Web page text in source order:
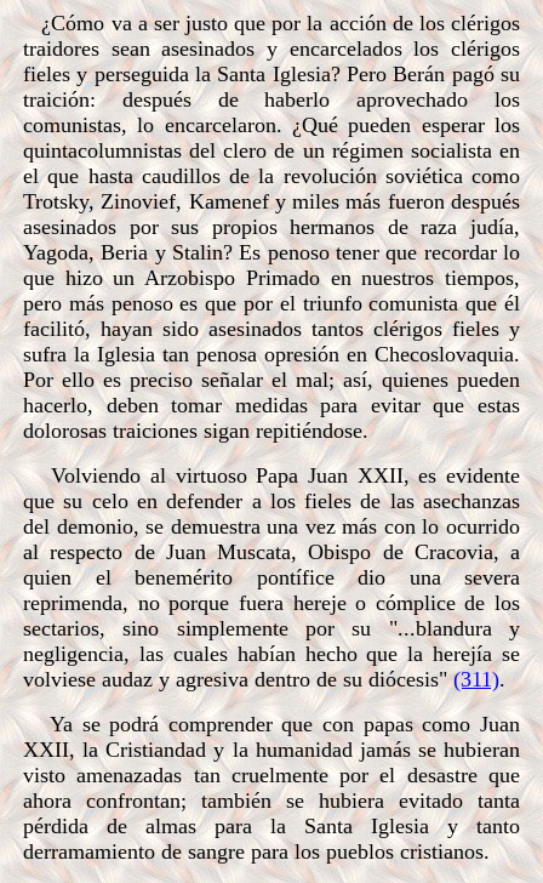
¿Cómo va a ser justo que por la acción de los clérigos
traidores sean asesinados y encarcelados los clérigos
fieles y perseguida la Santa Iglesia? Pero Berán pagó su
traición: después de haberlo aprovechado los
comunistas, lo encarcelaron. ¿Qué pueden esperar los
quintacolumnistas del clero de un régimen socialista en
el que hasta caudillos de la revolución soviética como
Trotsky, Zinovief, Kamenef y miles más fueron después
asesinados por sus propios hermanos de raza judía,
Yagoda, Beria y Stalin? Es penoso tener que recordar lo
que hizo un Arzobispo Primado en nuestros tiempos,
pero más penoso es que por el triunfo comunista que él
facilitó, hayan sido asesinados tantos clérigos fieles y
sufra la Iglesia tan penosa opresión en Checoslovaquia.
Por ello es preciso señalar el mal; así, quienes pueden
hacerlo, deben tomar medidas para evitar que estas
dolorosas traiciones sigan repitiéndose.
Volviendo al virtuoso Papa Juan XXII, es evidente
que su celo en defender a los fieles de las asechanzas
del demonio, se demuestra una vez más con lo ocurrido
al respecto de Juan Muscata, Obispo de Cracovia, a
quien el benemérito pontífice dio una severa
reprimenda, no porque fuera hereje o cómplice de los
sectarios, sino simplemente por su "...blandura y
negligencia, las cuales habían hecho que la herejía se
volviese audaz y agresiva dentro de su diócesis"(311).
Ya se podrá comprender que con papas como Juan
XXII, la Cristiandad y la humanidad jamás se hubieran
visto amenazadas tan cruelmente por el desastre que
ahora confrontan; también se hubiera evitado tanta
pérdida de almas para la Santa Iglesia y tanto
derramamiento de sangre para los pueblos cristianos.